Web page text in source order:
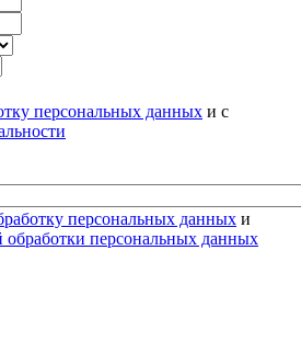
персональных данных и с
персональных данных и
обработки персональных данных